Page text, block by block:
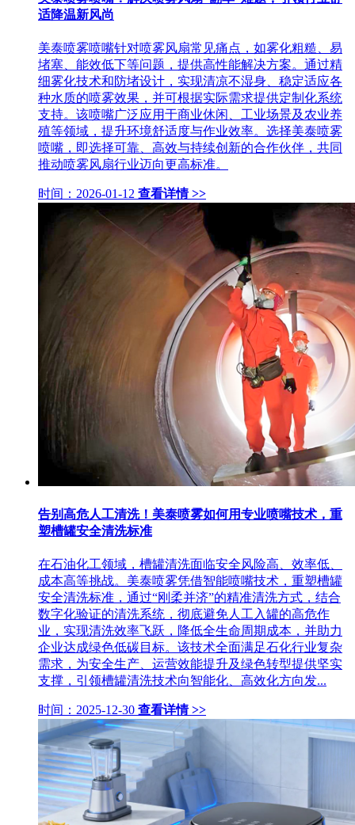
适降温新风尚
美泰喷雾喷嘴针对喷雾风扇常见痛点，如雾化粗糙、易
堵塞、能效低下等问题，提供高性能解决方案。通过精
细雾化技术和防堵设计，实现清凉不湿身、稳定适应各
种水质的喷雾效果，并可根据实际需求提供定制化系统
支持。该喷嘴广泛应用于商业休闲、工业场景及农业养
殖等领域，提升环境舒适度与作业效率。选择美泰喷雾
喷嘴，即选择可靠、高效与持续创新的合作伙伴，共同
推动喷雾风扇行业迈向更高标准。
时间：2026-01-12 查看详情 >>
告别高危人工清洗！美泰喷雾如何用专业喷嘴技术，重
塑槽罐安全清洗标准
在石油化工领域，槽罐清洗面临安全风险高、效率低、
成本高等挑战。美泰喷雾凭借智能喷嘴技术，重塑槽罐
安全清洗标准，通过“刚柔并济”的精准清洗方式，结合
数字化验证的清洗系统，彻底避免人工入罐的高危作
业，实现清洗效率飞跃，降低全生命周期成本，并助力
企业达成绿色低碳目标。该技术全面满足石化行业复杂
需求，为安全生产、运营效能提升及绿色转型提供坚实
支撑，引领槽罐清洗技术向智能化、高效化方向发...
时间：2025-12-30 查看详情 >>